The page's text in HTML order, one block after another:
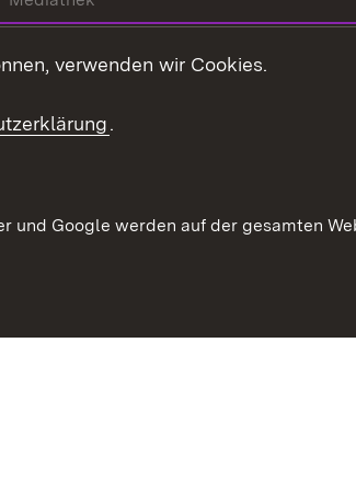
verwenden wir Cookies.
.
und Google werden auf der gesamten